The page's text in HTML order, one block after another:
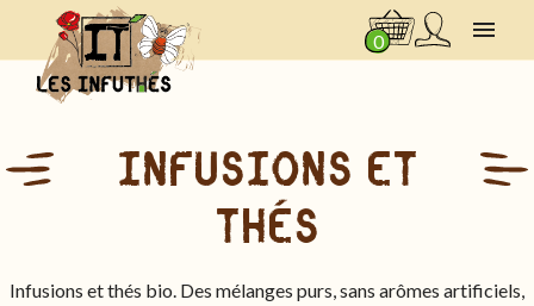
0 
INFUSIONS ET
THÉS
Infusions et thés bio. Des mélanges purs, sans arômes artificiels,